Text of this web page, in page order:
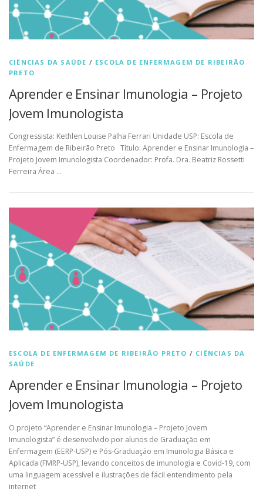
CIÊNCIAS DA SAÚDE / ESCOLA DE ENFERMAGEM DE RIBEIRÃO
PRETO
Aprender e Ensinar Imunologia – Projeto
Jovem Imunologista
Congressista: Kethlen Louise Palha Ferrari Unidade USP: Escola de
Enfermagem de Ribeirão Preto Título: Aprender e Ensinar Imunologia –
Projeto Jovem Imunologista Coordenador: Profa. Dra. Beatriz Rossetti
Ferreira Área …
ESCOLA DE ENFERMAGEM DE RIBEIRÃO PRETO / CIÊNCIAS DA
SAÚDE
Aprender e Ensinar Imunologia – Projeto
Jovem Imunologista
O projeto “Aprender e Ensinar Imunologia – Projeto Jovem
Imunologista” é desenvolvido por alunos de Graduação em
Enfermagem (EERP-USP) e Pós-Graduação em Imunologia Básica e
Aplicada (FMRP-USP), levando conceitos de imunologia e Covid-19, com
uma linguagem acessível e ilustrações de fácil entendimento pela
internet